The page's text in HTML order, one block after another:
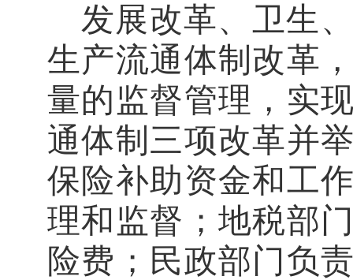
发展改革、卫生
生产流通体制改革
量的监督管理，实
通体制三项改革并
保险补助资金和工
理和监督；地税部
险费；民政部门负